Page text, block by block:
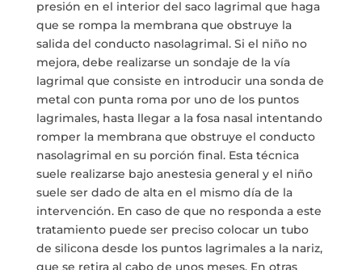
presión en el interior del saco lagrimal que haga
que se rompa la membrana que obstruye la
salida del conducto nasolagrimal. Si el niño no
mejora, debe realizarse un sondaje de la vía
lagrimal que consiste en introducir una sonda de
metal con punta roma por uno de los puntos
lagrimales, hasta llegar a la fosa nasal intentando
romper la membrana que obstruye el conducto
nasolagrimal en su porción final. Esta técnica
suele realizarse bajo anestesia general y el niño
suele ser dado de alta en el mismo día de la
intervención. En caso de que no responda a este
tratamiento puede ser preciso colocar un tubo
de silicona desde los puntos lagrimales a la nariz,
que se retira al cabo de unos meses. En otras